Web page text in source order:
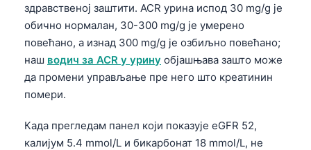
здравственој заштити. ACR урина испод 30 mg/g је
обично нормалан, 30-300 mg/g је умерено
повећано, а изнад 300 mg/g је озбиљно повећано;
наш водич за ACR у урину објашњава зашто може
да промени управљање пре него што креатинин
помери.
Када прегледам панел који показује eGFR 52,
калијум 5.4 mmol/L и бикарбонат 18 mmol/L, не
አማርኛ
O‘zbekcha
Català
Қазақ тілі
Suomi